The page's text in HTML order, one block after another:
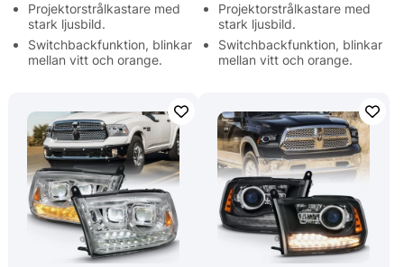
Projektorstrålkastare med
stark ljusbild.
Switchbackfunktion, blinkar
mellan vitt och orange.
Projektorstrålkastare med
stark ljusbild.
Switchbackfunktion, blinkar
mellan vitt och orange.